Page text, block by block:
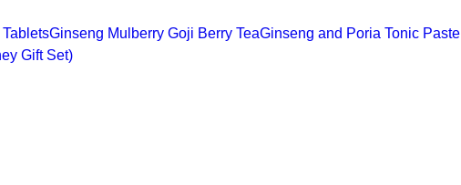
Ginseng Mulberry Goji Berry TeaGinseng and Poria Tonic Paste
Gift Set)